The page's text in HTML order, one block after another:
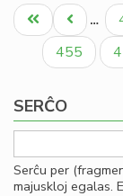
Pagination
Unua
paĝo
Antaŭa
paĝo
…
Paĝo
455
SERĈO
Serĉu per
majuskloj egalas.